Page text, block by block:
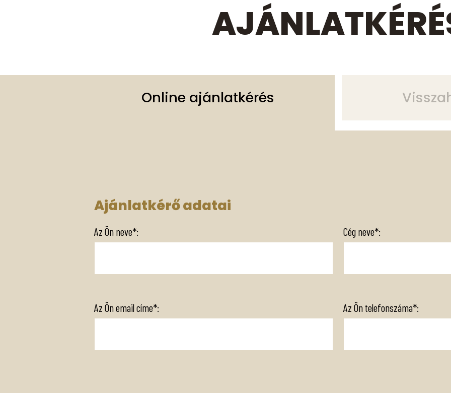
Online ajánlatkérés
Ajánlatkérő adatai
Az Ön neve*: Cég neve*:
Az Ön email címe*: Az Ön telefonszáma*: